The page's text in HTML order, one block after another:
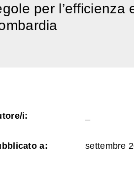
per l’efficienza
i:
a: settembre